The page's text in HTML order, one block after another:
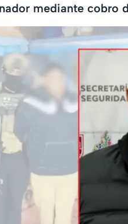
mediante cobro